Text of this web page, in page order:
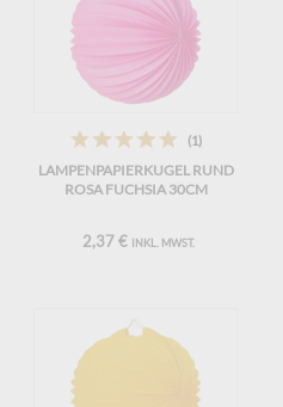
(1)
LAMPENPAPIERKUGEL RUND
ROSA FUCHSIA 30CM
2,37 € INKL. MWST.